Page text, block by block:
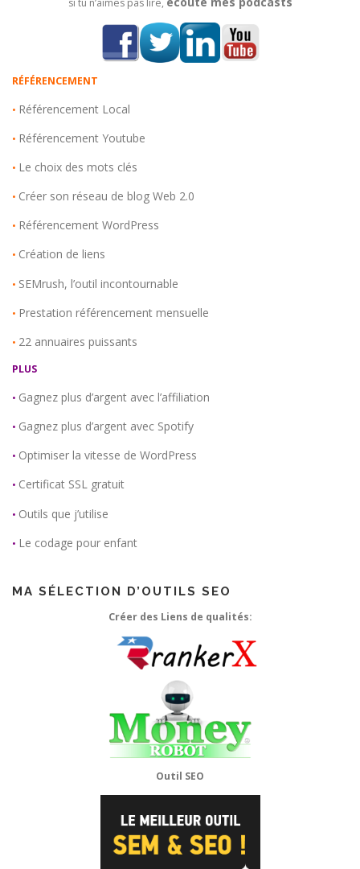
si tu n’aimes pas lire,
RÉFÉRENCEMENT
• Référencement Local
• Référencement Youtube
• Le choix des mots clés
• Créer son réseau de blog Web 2.0
• Référencement WordPress
• Création de liens
• SEMrush, l’outil incontournable
• Prestation référencement mensuelle
• 22 annuaires puissants
PLUS
• Gagnez plus d’argent avec l’affiliation
• Gagnez plus d’argent avec Spotify
• Optimiser la vitesse de WordPress
• Certificat SSL gratuit
• Outils que j’utilise
• Le codage pour enfant
MA SÉLECTION D’OUTILS SEO
Créer des Liens de qualités:
Outil SEO